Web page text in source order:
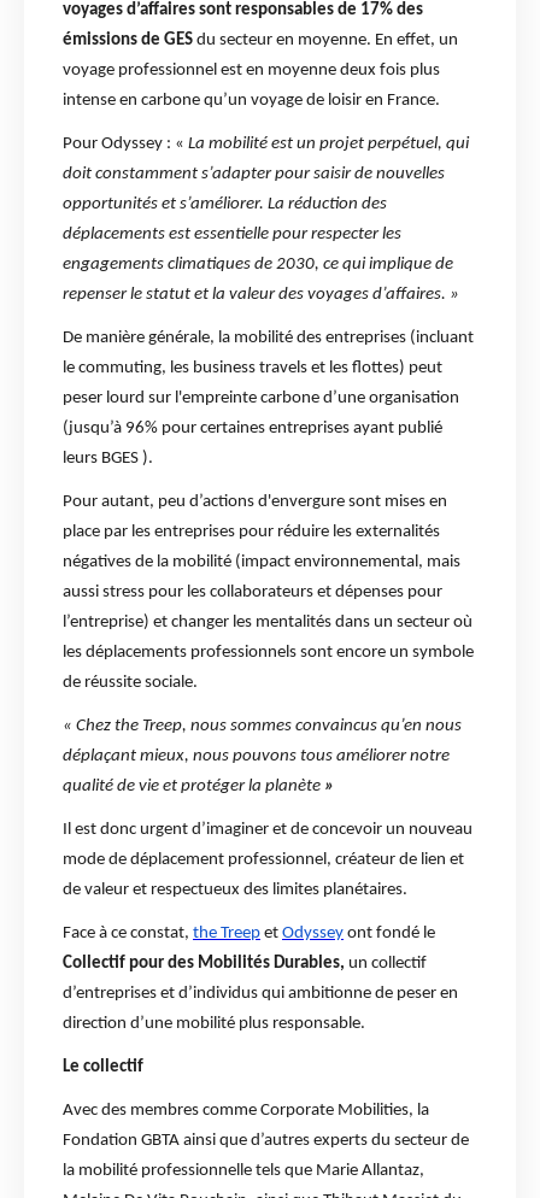
voyages d’affaires sont responsables de 17% des
émissions de GES du secteur en moyenne. En effet, un
voyage professionnel est en moyenne deux fois plus
intense en carbone qu’un voyage de loisir en France.
Pour Odyssey : « La mobilité est un projet perpétuel, qui
doit constamment s’adapter pour saisir de nouvelles
opportunités et s’améliorer. La réduction des
déplacements est essentielle pour respecter les
engagements climatiques de 2030, ce qui implique de
repenser le statut et la valeur des voyages d’affaires. »
De manière générale, la mobilité des entreprises (incluant
le commuting, les business travels et les flottes) peut
peser lourd sur l'empreinte carbone d’une organisation
(jusqu’à 96% pour certaines entreprises ayant publié
leurs BGES ).
Pour autant, peu d’actions d'envergure sont mises en
place par les entreprises pour réduire les externalités
négatives de la mobilité (impact environnemental, mais
aussi stress pour les collaborateurs et dépenses pour
l’entreprise) et changer les mentalités dans un secteur où
les déplacements professionnels sont encore un symbole
de réussite sociale.
« Chez the Treep, nous sommes convaincus qu’en nous
déplaçant mieux, nous pouvons tous améliorer notre
qualité de vie et protéger la planète »
Il est donc urgent d’imaginer et de concevoir un nouveau
mode de déplacement professionnel, créateur de lien et
de valeur et respectueux des limites planétaires.
Face à ce constat, the Treep et Odyssey ont fondé le
Collectif pour des Mobilités Durables, un collectif
d’entreprises et d’individus qui ambitionne de peser en
direction d’une mobilité plus responsable.
Le collectif
Avec des membres comme Corporate Mobilities, la
Fondation GBTA ainsi que d’autres experts du secteur de
la mobilité professionnelle tels que Marie Allantaz,